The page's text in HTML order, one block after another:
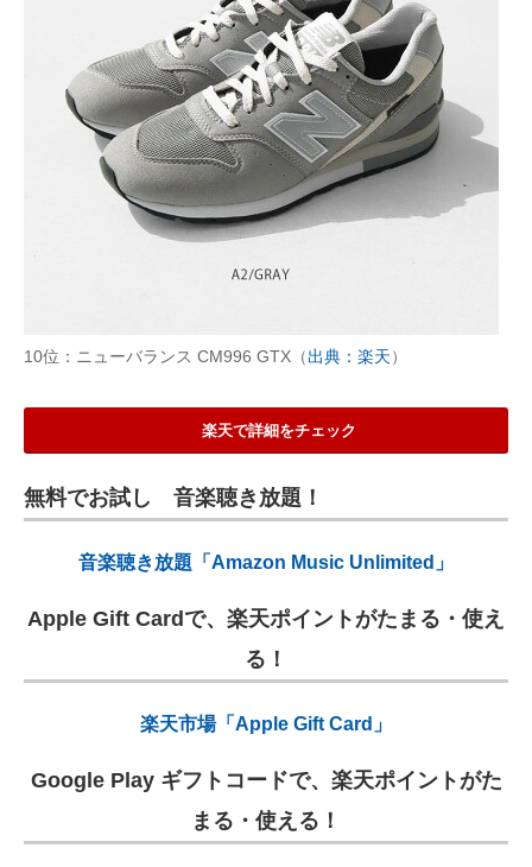
10位：ニューバランス CM996 GTX（出典：楽天）
楽天で詳細をチェック
無料でお試し 音楽聴き放題！
音楽聴き放題「Amazon Music Unlimited」
Apple Gift Cardで、楽天ポイントがたまる・使え
る！
楽天市場「Apple Gift Card」
Google Play ギフトコードで、楽天ポイントがた
まる・使える！